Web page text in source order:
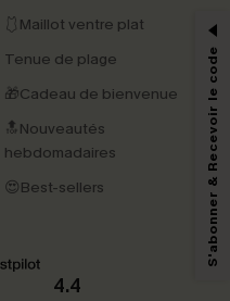
🩱Maillot ventre plat
Tenue de plage
🎁Cadeau de bienvenue
🔝Nouveautés
hebdomadaires
😍Best-sellers
4.4
par E-mail
une seule fois.
acceptez de recevoir des e-mails
par l'IA) de Cupshe et
nos
sur notre site ainsi que des
conformément à notre
Politique de
à tout moment.
S'abonner & Recevoir le code